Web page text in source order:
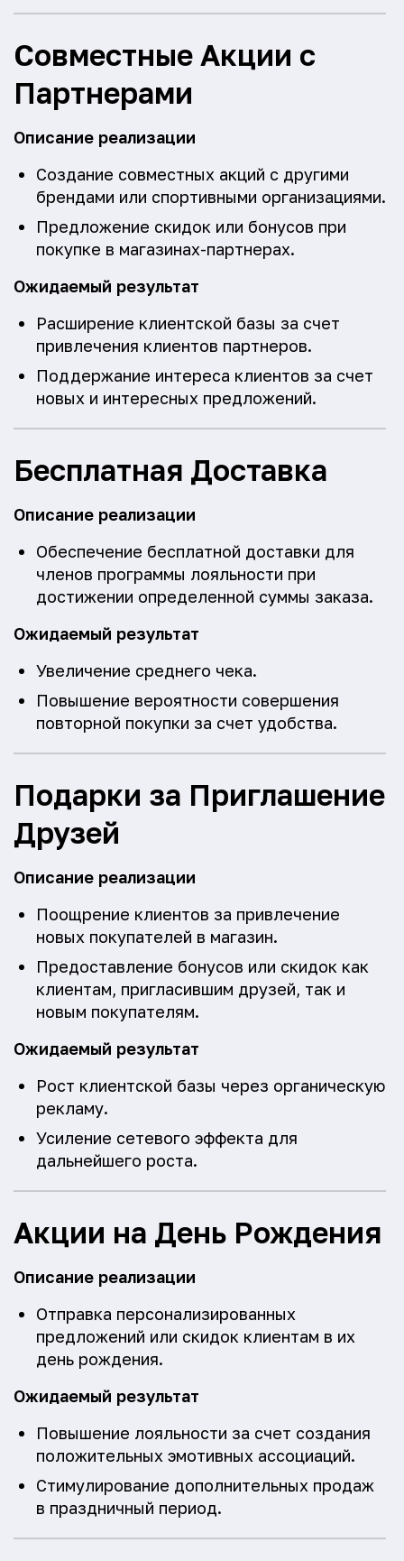
Совместные Акции с
Партнерами
Описание реализации
Создание совместных акций с другими
брендами или спортивными организациями.
Предложение скидок или бонусов при
покупке в магазинах-партнерах.
Ожидаемый результат
Расширение клиентской базы за счет
привлечения клиентов партнеров.
Поддержание интереса клиентов за счет
новых и интересных предложений.
Бесплатная Доставка
Описание реализации
Обеспечение бесплатной доставки для
членов программы лояльности при
достижении определенной суммы заказа.
Ожидаемый результат
Увеличение среднего чека.
Повышение вероятности совершения
повторной покупки за счет удобства.
Подарки за Приглашение
Друзей
Описание реализации
Поощрение клиентов за привлечение
новых покупателей в магазин.
Предоставление бонусов или скидок как
клиентам, пригласившим друзей, так и
новым покупателям.
Ожидаемый результат
Рост клиентской базы через органическую
рекламу.
Усиление сетевого эффекта для
дальнейшего роста.
Акции на День Рождения
Описание реализации
Отправка персонализированных
предложений или скидок клиентам в их
день рождения.
Ожидаемый результат
Повышение лояльности за счет создания
положительных эмотивных ассоциаций.
Стимулирование дополнительных продаж
в праздничный период.